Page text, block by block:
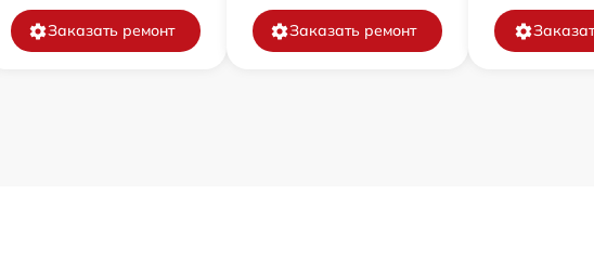
Заказать ремонт Заказать ремонт